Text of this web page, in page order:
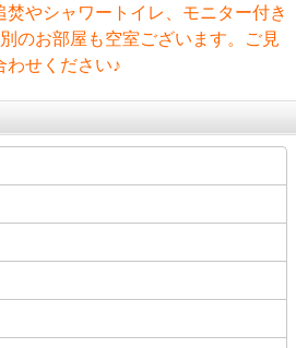
やシャワートイレ、モニター付き
のお部屋も空室ございます。ご見
わせください♪